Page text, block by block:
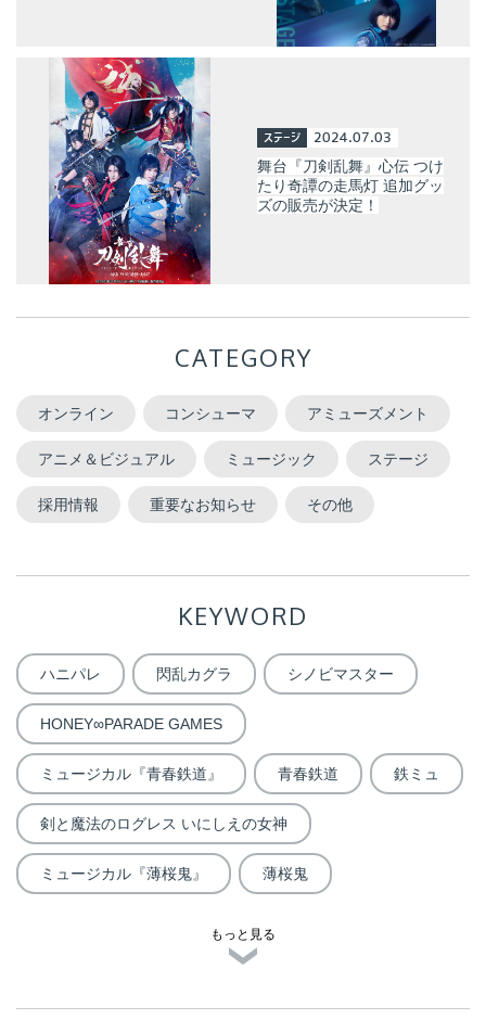
ステージ 2024.07.03
舞台『刀剣乱舞』心伝 つけ
たり奇譚の走馬灯 追加グッ
ズの販売が決定！
CATEGORY
オンライン コンシューマ アミューズメント
アニメ＆ビジュアル ミュージック ステージ
採用情報 重要なお知らせ その他
KEYWORD
ハニパレ 閃乱カグラ シノビマスター
HONEY∞PARADE GAMES
ミュージカル『青春鉄道』 青春鉄道 鉄ミュ
剣と魔法のログレス いにしえの女神
ミュージカル『薄桜鬼』 薄桜鬼
もっと見る